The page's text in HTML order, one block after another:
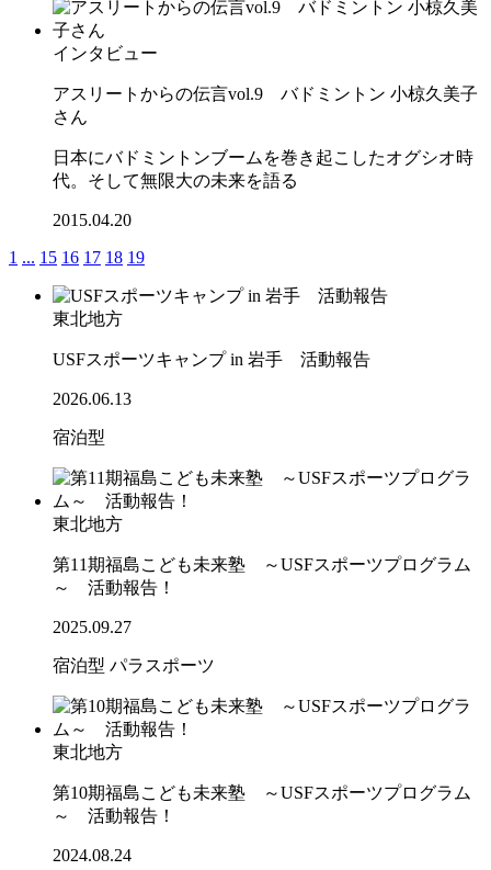
インタビュー
アスリートからの伝言vol.9 バドミントン 小椋久美子
さん
日本にバドミントンブームを巻き起こしたオグシオ時
代。そして無限大の未来を語る
2015.04.20
1 ... 15 16 17 18 19
東北地方
USFスポーツキャンプ in 岩手 活動報告
2026.06.13
宿泊型
東北地方
第11期福島こども未来塾 ～USFスポーツプログラム
～ 活動報告！
2025.09.27
宿泊型 パラスポーツ
東北地方
第10期福島こども未来塾 ～USFスポーツプログラム
～ 活動報告！
2024.08.24